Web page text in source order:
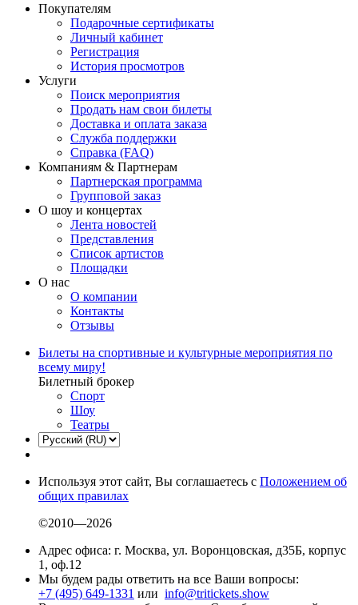
Покупателям
Подарочные сертификаты
Личный кабинет
Регистрация
История просмотров
Услуги
Поиск мероприятия
Продать нам свои билеты
Доставка и оплата заказа
Служба поддержки
Справка (FAQ)
Компаниям & Партнерам
Партнерская программа
Групповой заказ
О шоу и концертах
Лента новостей
Представления
Список артистов
Площадки
О нас
О компании
Контакты
Отзывы
Билеты на спортивные и культурные мероприятия по
всему миру!
Билетный брокер
Спорт
Шоу
Театры
Используя этот сайт, Вы соглашаетесь с Положением об
общих правилах
©2010—2026
Адрес офиса: г. Москва, ул. Воронцовская, д35Б, корпус
1, оф.12
Мы будем рады ответить на все Ваши вопросы:
+7 (495) 649-1331 или info@tritickets.show